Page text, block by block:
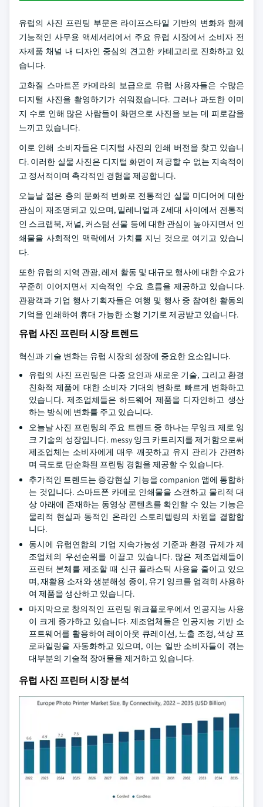
유럽의 사진 프린팅 부문은 라이프스타일 기반의 변화와 함께
기능적인 사무용 액세서리에서 주요 유럽 시장에서 소비자 전
자제품 채널 내 디자인 중심의 견고한 카테고리로 진화하고 있
습니다.
고화질 스마트폰 카메라의 보급으로 유럽 사용자들은 수많은
디지털 사진을 촬영하기가 쉬워졌습니다. 그러나 과도한 이미
지 수로 인해 많은 사람들이 화면으로 사진을 보는 데 피로감을
느끼고 있습니다.
이로 인해 소비자들은 디지털 사진의 인쇄 버전을 찾고 있습니
다. 이러한 실물 사진은 디지털 화면이 제공할 수 없는 지속적이
고 정서적이며 촉각적인 경험을 제공합니다.
오늘날 젊은 층의 문화적 변화로 전통적인 실물 미디어에 대한
관심이 재조명되고 있으며, 밀레니얼과 Z세대 사이에서 전통적
인 스크랩북, 저널, 커스텀 선물 등에 대한 관심이 높아지면서 인
쇄물을 사회적인 맥락에서 가치를 지닌 것으로 여기고 있습니
다.
또한 유럽의 지역 관광, 레저 활동 및 대규모 행사에 대한 수요가
꾸준히 이어지면서 지속적인 수요 흐름을 제공하고 있습니다.
관광객과 기업 행사 기획자들은 여행 및 행사 중 참여한 활동의
기억을 인쇄하여 휴대 가능한 소형 기기로 제공받고 있습니다.
유럽 사진 프린터 시장 트렌드
혁신과 기술 변화는 유럽 시장의 성장에 중요한 요소입니다.
유럽의 사진 프린팅은 다중 요인과 새로운 기술, 그리고 환경
친화적 제품에 대한 소비자 기대의 변화로 빠르게 변화하고
있습니다. 제조업체들은 하드웨어 제품을 디자인하고 생산
하는 방식에 변화를 주고 있습니다.
오늘날 사진 프린팅의 주요 트렌드 중 하나는 무잉크 제로 잉
크 기술의 성장입니다. messy 잉크 카트리지를 제거함으로써
제조업체는 소비자에게 매우 깨끗하고 유지 관리가 간편하
며 극도로 단순화된 프린팅 경험을 제공할 수 있습니다.
추가적인 트렌드는 증강현실 기능을 companion 앱에 통합하
는 것입니다. 스마트폰 카메로 인쇄물을 스캔하고 물리적 대
상 아래에 존재하는 동영상 콘텐츠를 확인할 수 있는 기능은
물리적 현실과 동적인 온라인 스토리텔링의 차원을 결합합
니다.
동시에 유럽연합의 기업 지속가능성 기준과 환경 규제가 제
조업체의 우선순위를 이끌고 있습니다. 많은 제조업체들이
프린터 본체를 제조할 때 신규 플라스틱 사용을 줄이고 있으
며, 재활용 소재와 생분해성 종이, 유기 잉크를 엄격히 사용하
여 제품을 생산하고 있습니다.
마지막으로 창의적인 프린팅 워크플로우에서 인공지능 사용
이 크게 증가하고 있습니다. 제조업체들은 인공지능 기반 소
프트웨어를 활용하여 레이아웃 큐레이션, 노출 조정, 색상 프
로파일링을 자동화하고 있으며, 이는 일반 소비자들이 겪는
대부분의 기술적 장애물을 제거하고 있습니다.
유럽 사진 프린터 시장 분석